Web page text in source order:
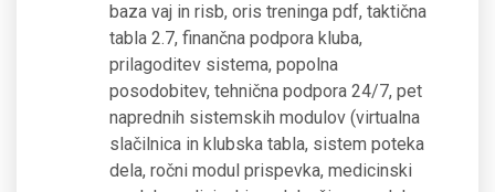
baza vaj in risb, oris treninga pdf, taktična
tabla 2.7, finančna podpora kluba,
prilagoditev sistema, popolna
posodobitev, tehnična podpora 24/7, pet
naprednih sistemskih modulov (virtualna
slačilnica in klubska tabla, sistem poteka
dela, ročni modul prispevka, medicinski